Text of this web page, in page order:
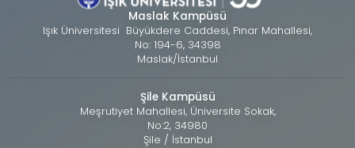
Maslak Kampüsü
Işık Üniversitesi Büyükdere Caddesi, Pınar Mahallesi,
No: 194-6, 34398
Maslak/İstanbul
Şile Kampüsü
Meşrutiyet Mahallesi, Üniversite Sokak,
No:2, 34980
Şile / İstanbul